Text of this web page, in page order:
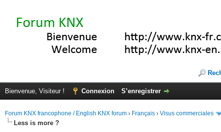
Bienvenue, Visiteur ! Connexion S’enregistrer
Forum KNX francophone / English KNX forum › Français › Visus commerciales
Less is more ?